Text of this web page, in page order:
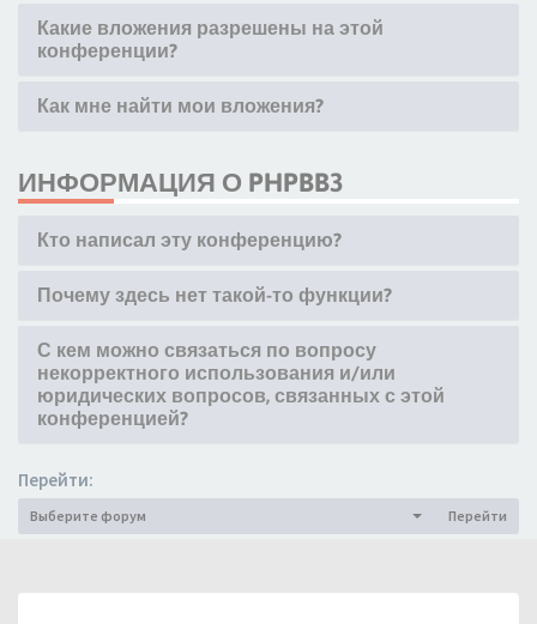
Какие вложения разрешены на этой
конференции?
Как мне найти мои вложения?
ИНФОРМАЦИЯ О PHPBB3
Кто написал эту конференцию?
Почему здесь нет такой-то функции?
С кем можно связаться по вопросу
некорректного использования и/или
юридических вопросов, связанных с этой
конференцией?
Перейти:
Выберите форум Перейти